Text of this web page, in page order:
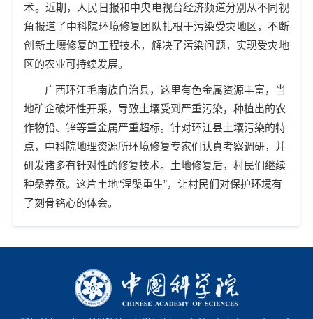
术。近期，人民日报和中央电视台经济频道分别从不同视
角报道了中科院环境修复团队扎根于污染受灾地区，不断
创新土壤修复的工程技术，解决了污染问题，实现受灾地
区的农业可持续发展。
广西环江毛南族自治县，这里有色金属资源丰富，当
地矿企破坏性开采，导致土壤受到严重污染，种植出的农
作物铅、锌等重金属严重超标。针对环江县土壤污染的特
点，中科院地理资源所环境修复专家们认真考察调研，并
研发诸多有针对性的修复技术。土地修复后，村民们继续
种桑养蚕。这片土地“涅槃重生”，让村民们对保护环境有
了刻骨铭心的体会。